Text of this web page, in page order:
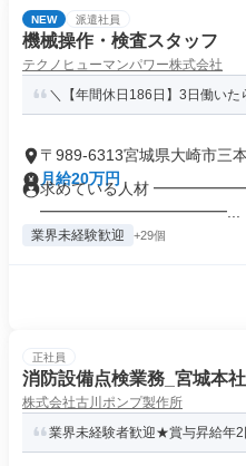
NEW 派遣社員
機械操作・検査スタッフ
テクノヒューマンパワー株式会社
＼【年間休日186日】3日働い
〒989-6313宮城県大崎市三
月給20万円
求めている人材
━━━━━━━━━━━━...
業界未経験歓迎 +29個
正社員
消防設備点検業務_宮城本社
株式会社古川ポンプ製作所
業界未経験者歓迎★賞与昇給年